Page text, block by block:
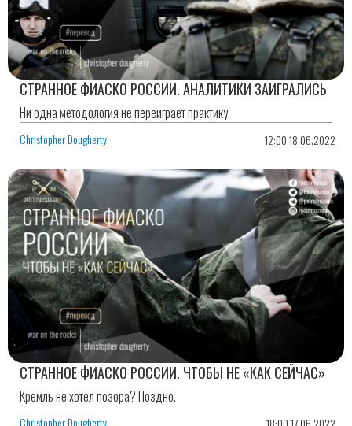
СТРАННОЕ ФИАСКО РОССИИ. АНАЛИТИКИ ЗАИГРАЛИСЬ
Ни одна методология не переиграет практику.
Christopher Dougherty 12:00 18.06.2022
СТРАННОЕ ФИАСКО РОССИИ. ЧТОБЫ НЕ «КАК СЕЙЧАС»
Кремль не хотел позора? Поздно.
Christopher Dougherty